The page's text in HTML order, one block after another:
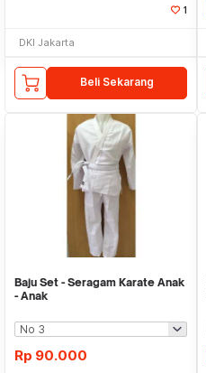
1
DKI Jakarta
Beli Sekarang
Baju Set - Seragam Karate Anak
- Anak
Rp 90.000